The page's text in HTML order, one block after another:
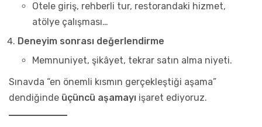
Otele giriş, rehberli tur, restorandaki hizmet,
atölye çalışması…
Deneyim sonrası değerlendirme
Memnuniyet, şikâyet, tekrar satın alma niyeti.
Sınavda “en önemli kısmın gerçekleştiği aşama”
dendiğinde üçüncü aşamayı işaret ediyoruz.